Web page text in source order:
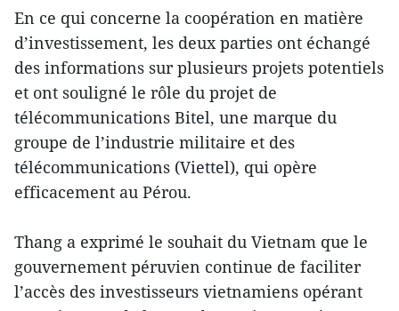
En ce qui concerne la coopération en matière
d’investissement, les deux parties ont échangé
des informations sur plusieurs projets potentiels
et ont souligné le rôle du projet de
télécommunications Bitel, une marque du
groupe de l’industrie militaire et des
télécommunications (Viettel), qui opère
efficacement au Pérou.
Thang a exprimé le souhait du Vietnam que le
gouvernement péruvien continue de faciliter
l’accès des investisseurs vietnamiens opérant